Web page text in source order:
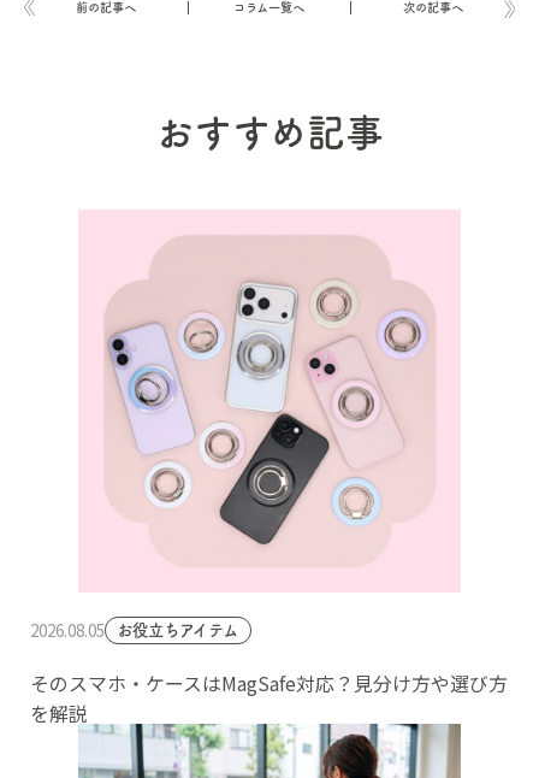
前の記事へ コラム一覧へ 次の記事へ
おすすめ記事
2026.08.05 お役立ちアイテム
そのスマホ・ケースはMagSafe対応？見分け方や選び方
を解説